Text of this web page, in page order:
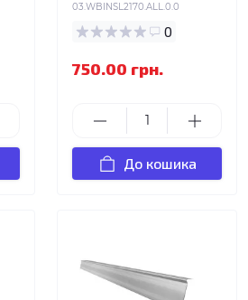
03.WBINSL2170.ALL.0.0
0
750.00 грн.
До кошика